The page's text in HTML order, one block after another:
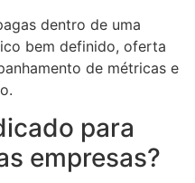
dentro de uma
bem definido, oferta
de métricas e
para
empresas?